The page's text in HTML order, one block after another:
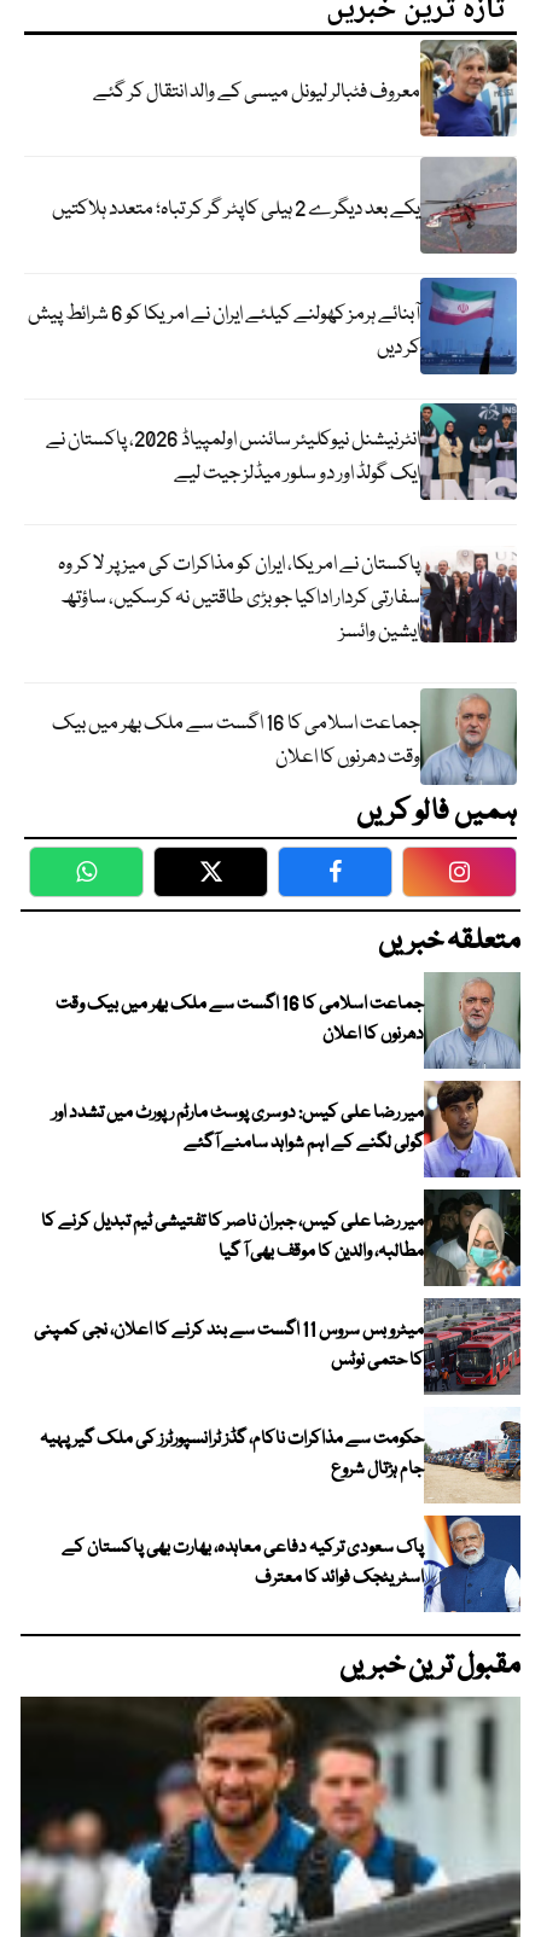
معروف فٹبالر لیونل میسی کے والد انتقال کر گئے
یکے بعد دیگرے 2 ہیلی کاپٹر گر کر تباہ؛ متعدد ہلاکتیں
آبنائے ہرمز کھولنے کیلئے ایران نے امریکا کو 6 شرائط پیش
کر دیں
انٹرنیشنل نیوکلیئر سائنس اولمپیاڈ 2026، پاکستان نے
ایک گولڈ اور دو سلور میڈلز جیت لیے
پاکستان نے امریکا، ایران کو مذاکرات کی میز پر لا کر وہ
سفارتی کردار اداکیا جو بڑی طاقتیں نہ کرسکیں، ساؤتھ
ایشین وائسز
جماعت اسلامی کا 16 اگست سے ملک بھر میں بیک
وقت دھرنوں کا اعلان
ہمیں فالو کریں
WhatsApp Twitter Facebook
متعلقہ خبریں
جماعت اسلامی کا 16 اگست سے ملک بھر میں بیک وقت
دھرنوں کا اعلان
میر رضا علی کیس: دوسری پوسٹ مارٹم رپورٹ میں تشدد اور
گولی لگنے کے اہم شواہد سامنے آگئے
میر رضا علی کیس، جبران ناصر کا تفتیشی ٹیم تبدیل کرنے کا
مطالبہ، والدین کا موقف بھی آ گیا
میٹرو بس سروس 11 اگست سے بند کرنے کا اعلان، نجی کمپنی
کا حتمی نوٹس
حکومت سے مذاکرات ناکام، گڈز ٹرانسپورٹرز کی ملک گیر پہیہ
جام ہڑتال شروع
پاک سعودی ترکیہ دفاعی معاہدہ، بھارت بھی پاکستان کے
اسٹریٹجک فوائد کا معترف
مقبول ترین خبریں